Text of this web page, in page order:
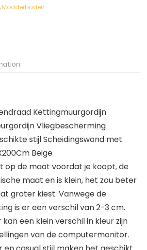
, Modderbaden
Kettingmuurgordijn
Vliegbescherming
stijl Scheidingswand met
Beige
op de maat voordat je koopt, de
maat en is klein, het zou beter
groter kiest. Vanwege de
is er een verschil van 2-3 cm.
kan een klein verschil in kleur zijn
van de computermonitor.